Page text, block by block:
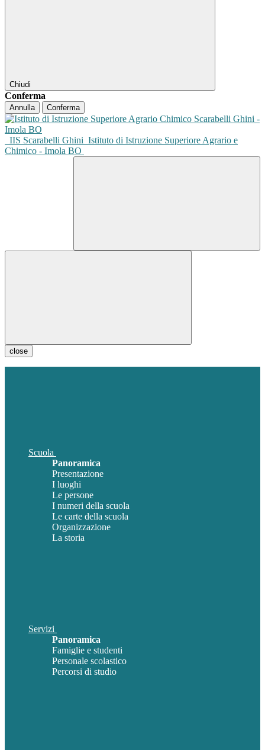
Chiudi
Conferma
Annulla Conferma
IIS Scarabelli Ghini Istituto di Istruzione Superiore Agrario e
Chimico - Imola BO
close
Scuola
Panoramica
Presentazione
I luoghi
Le persone
I numeri della scuola
Le carte della scuola
Organizzazione
La storia
Servizi
Panoramica
Famiglie e studenti
Personale scolastico
Percorsi di studio